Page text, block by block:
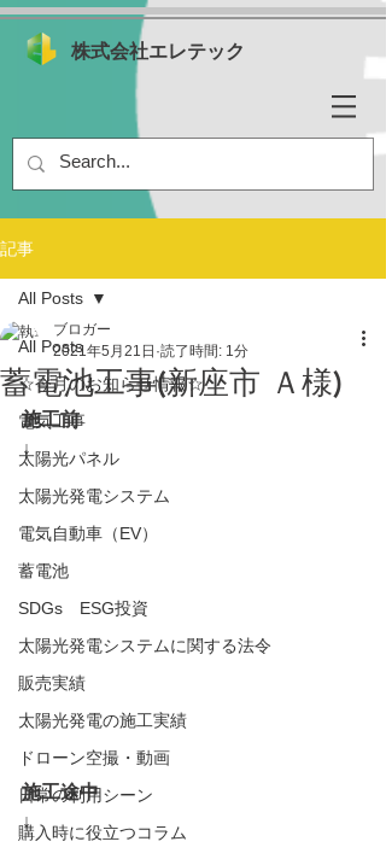
株式会社エレテック
記事
All Posts
☆今月のお知らせ情報☆
電気工事
太陽光パネル
太陽光発電システム
電気自動車（EV）
蓄電池
SDGs ESG投資
太陽光発電システムに関する法令
販売実績
太陽光発電の施工実績
ドローン空撮・動画
日常の利用シーン
購入時に役立つコラム
All Posts
蓄電池工事(新座市 Ａ様)
ブロガー
2021年5月21日 読了時間: 1分
施工前
↓
施工途中
↓